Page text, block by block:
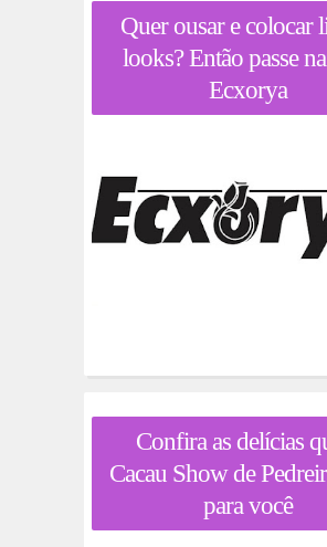
Quer ousar e colocar
looks? Então passe
Ecxorya
Confira as delícias
Cacau Show de
para você